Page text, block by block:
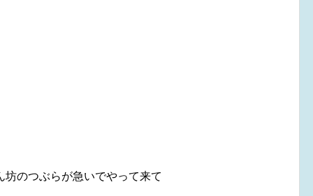
のつぶらが急いでやって来て